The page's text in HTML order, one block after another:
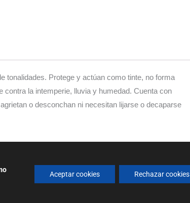
tonalidades. Protege y actúan como tinte, no forma
contra la intemperie, lluvia y humedad. Cuenta con
o desconchan ni necesitan lijarse o decaparse
Aceptar cookies Rechazar cookies